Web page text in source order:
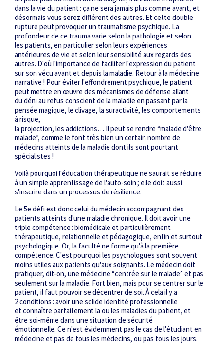
dans la vie du patient : ça ne sera jamais plus comme avant, et
désormais vous serez différent des autres. Et cette double
rupture peut provoquer un traumatisme psychique. La
profondeur de ce trauma varie selon la pathologie et selon
les patients, en particulier selon leurs expériences
antérieures de vie et selon leur sensibilité aux regards des
autres. D'où l'importance de faciliter l'expression du patient
sur son vécu avant et depuis la maladie. Retour à la médecine
narrative ! Pour éviter l'effondrement psychique, le patient
peut mettre en œuvre des mécanismes de défense allant
du déni au refus conscient de la maladie en passant par la
pensée magique, le clivage, la suractivité, les comportements
à risque,
la projection, les addictions… Il peut se rendre “malade d'être
malade”, comme le font très bien un certain nombre de
médecins atteints de la maladie dont ils sont pourtant
spécialistes !
Voilà pourquoi l'éducation thérapeutique ne saurait se réduire
à un simple apprentissage de l'auto-soin ; elle doit aussi
s'inscrire dans un processus de résilience.
Le 5e défi est donc celui du médecin accompagnant des
patients atteints d'une maladie chronique. Il doit avoir une
triple compétence : biomédicale et particulièrement
thérapeutique, relationnelle et pédagogique, enfin et surtout
psychologique. Or, la faculté ne forme qu'à la première
compétence. C'est pourquoi les psychologues sont souvent
moins utiles aux patients qu'aux soignants. Le médecin doit
pratiquer, dit-on, une médecine “centrée sur le malade” et pas
seulement sur la maladie. Fort bien, mais pour se centrer sur le
patient, il faut pouvoir se décentrer de soi. À cela il y a
2 conditions : avoir une solide identité professionnelle
et connaître parfaitement la ou les maladies du patient, et
être ­soi-même dans une situation de sécurité
émotionnelle. Ce n'est évidemment pas le cas de l'étudiant en
médecine et pas de tous les médecins, ou pas tous les jours.